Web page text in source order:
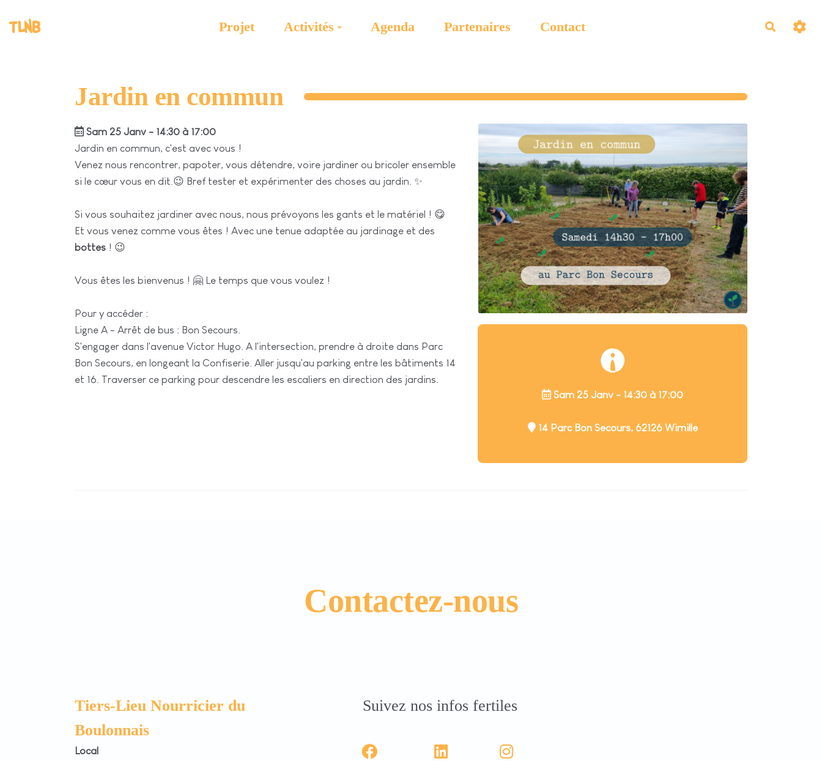
TLNB Projet Activités Agenda Partenaires Contact
Jardin en commun
Sam 25 Janv - 14:30 à 17:00
Jardin en commun, c'est avec vous !
Venez nous rencontrer, papoter, vous détendre, voire jardiner ou bricoler ensemble
si le cœur vous en dit.😉 Bref tester et expérimenter des choses au jardin. ✨
Si vous souhaitez jardiner avec nous, nous prévoyons les gants et le matériel ! 😋
Et vous venez comme vous êtes ! Avec une tenue adaptée au jardinage et des
bottes ! 😉
Vous êtes les bienvenus ! 🤗 Le temps que vous voulez !
Pour y accéder :
Ligne A - Arrêt de bus : Bon Secours.
S'engager dans l'avenue Victor Hugo. A l'intersection, prendre à droite dans Parc
Bon Secours, en longeant la Confiserie. Aller jusqu'au parking entre les bâtiments 14
et 16. Traverser ce parking pour descendre les escaliers en direction des jardins.
Sam 25 Janv - 14:30 à 17:00
14 Parc Bon Secours, 62126 Wimille
Contactez-nous
Tiers-Lieu Nourricier du
Boulonnais
Local
Suivez nos infos fertiles